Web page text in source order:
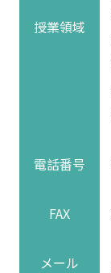
授業領域
電話番号
FAX
メール